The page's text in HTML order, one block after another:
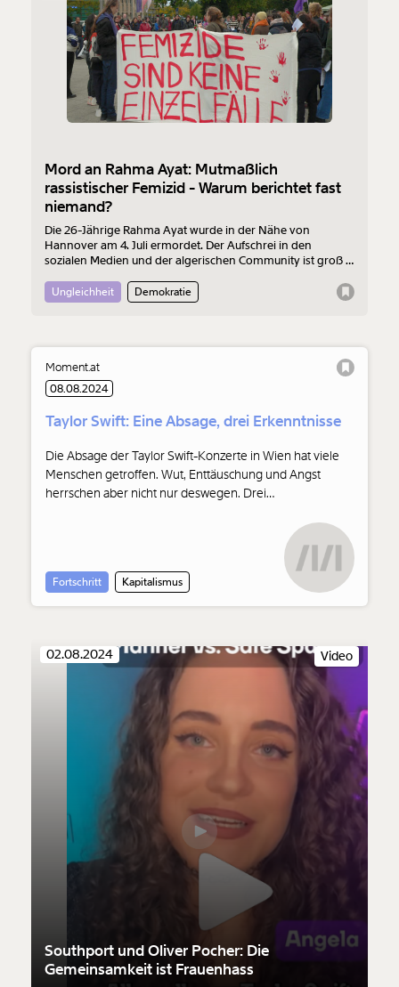
Mord an Rahma Ayat: Mutmaßlich
rassistischer Femizid - Warum berichtet fast
niemand?
Die 26-Jährige Rahma Ayat wurde in der Nähe von
Hannover am 4. Juli ermordet. Der Aufschrei in den
sozialen Medien und der algerischen Community ist groß -
Ungleichheit Demokratie
Moment.at
08.08.2024
Taylor Swift: Eine Absage, drei Erkenntnisse
Die Absage der Taylor Swift-Konzerte in Wien hat viele
Menschen getroffen. Wut, Enttäuschung und Angst
herrschen aber nicht nur deswegen. Drei
Fortschritt Kapitalismus
Video
02.08.2024
Southport und Oliver Pocher: Die
Gemeinsamkeit ist Frauenhass